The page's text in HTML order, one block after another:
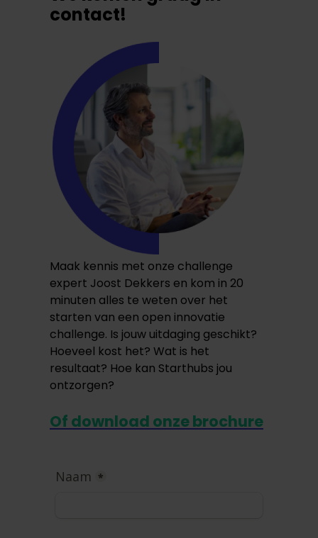
contact!
Maak kennis met onze challenge
expert Joost Dekkers en kom in 20
minuten alles te weten over het
starten van een open innovatie
challenge. Is jouw uitdaging geschikt?
Hoeveel kost het? Wat is het
resultaat? Hoe kan Starthubs jou
ontzorgen?
Of download onze brochure